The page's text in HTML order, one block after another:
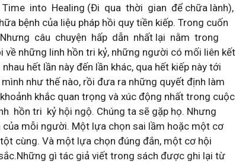
Time into Healing (Đi qua thời gian để chữa lành),
bệnh của liệu pháp hồi quy tiền kiếp. Trong cuốn
Nhưng câu chuyện hấp dẫn nhất lại nằm trong
những linh hồn tri kỷ, những người có mối liên kết
hết lần này đến lần khác, qua hết kiếp này tới
như thế nào, rồi đưa ra những quyết định làm
khắc quan trọng và xúc động nhất trong cuộc
tri kỷ hội ngộ. Chúng ta sẽ gặp họ. Nhưng
mỗi người. Một lựa chọn sai lầm hoặc một cơ
cùng. Và một lựa chọn đúng đắn, một cơ hội
gì tác giả viết trong sách được ghi lại từ